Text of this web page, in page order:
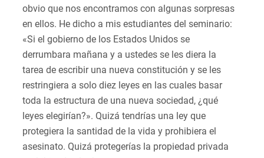
obvio que nos encontramos con algunas sorpresas
en ellos. He dicho a mis estudiantes del seminario:
«Si el gobierno de los Estados Unidos se
derrumbara mañana y a ustedes se les diera la
tarea de escribir una nueva constitución y se les
restringiera a solo diez leyes en las cuales basar
toda la estructura de una nueva sociedad, ¿qué
leyes elegirían?». Quizá tendrías una ley que
protegiera la santidad de la vida y prohibiera el
asesinato. Quizá protegerías la propiedad privada